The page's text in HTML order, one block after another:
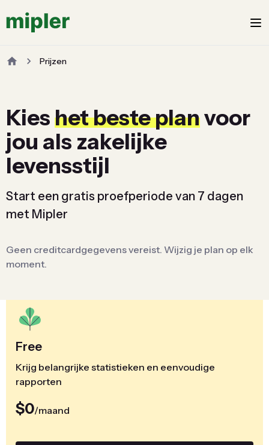
Prijzen
Kieshet beste planvoor
jou als zakelijke
levensstijl
Start een gratis proefperiode van 7 dagen
met Mipler
Geen creditcardgegevens vereist. Wijzig je plan op elk
moment.
Free
Krijg belangrijke statistieken en eenvoudige
rapporten
$0/maand